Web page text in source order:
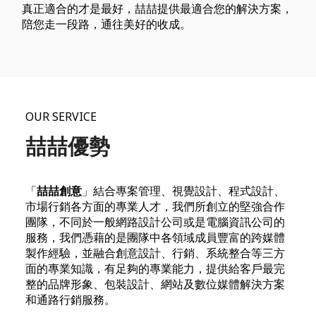
真正適合的才是最好，喆喆提供最適合您的解決方案，
陪您走一段路，通往美好的收成。
OUR SERVICE
喆喆優勢
「喆喆創意」結合專案管理、視覺設計、程式設計、
市場行銷各方面的專業人才，我們所創立的堅強合作
團隊，不同於一般網路設計公司或是電腦資訊公司的
服務，我們憑藉的是團隊中各領域成員豐富的跨媒體
製作經驗，並融合創意設計、行銷、系統整合等三方
面的專業知識，有足夠的專業能力，提供給客戶最完
整的品牌形象、包裝設計、網站及數位媒體解決方案
和通路行銷服務。